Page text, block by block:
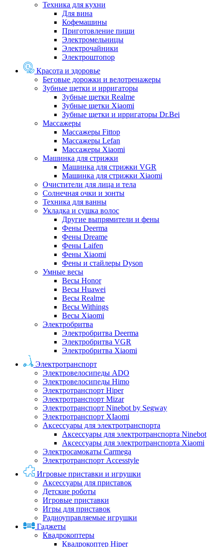
Техника для кухни
Для вина
Кофемашины
Приготовление пищи
Электромельницы
Электрочайники
Электроштопор
Красота и здоровье
Беговые дорожки и велотренажеры
Зубные щетки и ирригаторы
Зубные щетки Realme
Зубные щетки Xiaomi
Зубные щетки и ирригаторы Dr.Bei
Массажеры
Массажеры Fittop
Массажеры Lefan
Массажеры Xiaomi
Машинка для стрижки
Машинка для стрижки VGR
Машинка для стрижки Xiaomi
Очистители для лица и тела
Солнечная очки и зонты
Техника для ванны
Укладка и сушка волос
Другие выпрямители и фены
Фены Deerma
Фены Dreame
Фены Laifen
Фены Xiaomi
Фены и стайлеры Dyson
Умные весы
Весы Honor
Весы Huawei
Весы Realme
Весы Withings
Весы Xiaomi
Электробритва
Электробритва Deerma
Электробритва VGR
Электробритва Xiaomi
Электротранспорт
Электровелосипеды ADO
Электровелосипеды Himo
Электротранспорт Hiper
Электротранспорт Mizar
Электротранспорт Ninebot by Segway
Электротранспорт XIaomi
Аксессуары для электротранспорта
Аксессуары для электротранспорта Ninebot
Аксессуары для электротранспорта Xiaomi
Электросамокаты Carmega
Электротранспорт Accesstyle
Игровые приставки и игрушки
Аксессуары для приставок
Детские роботы
Игровые приставки
Игры для приставок
Радиоуправляемые игрушки
Гаджеты
Квадрокоптеры
Квадрокоптер Hiper